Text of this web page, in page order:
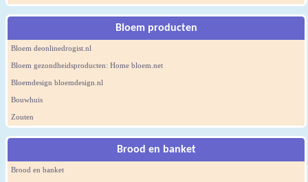
Bloem producten
Bloem deonlinedrogist.nl
Bloem gezondheidsproducten: Home bloem.net
Bloemdesign bloemdesign.nl
Bouwhuis
Zouten
Brood en banket
Brood en banket